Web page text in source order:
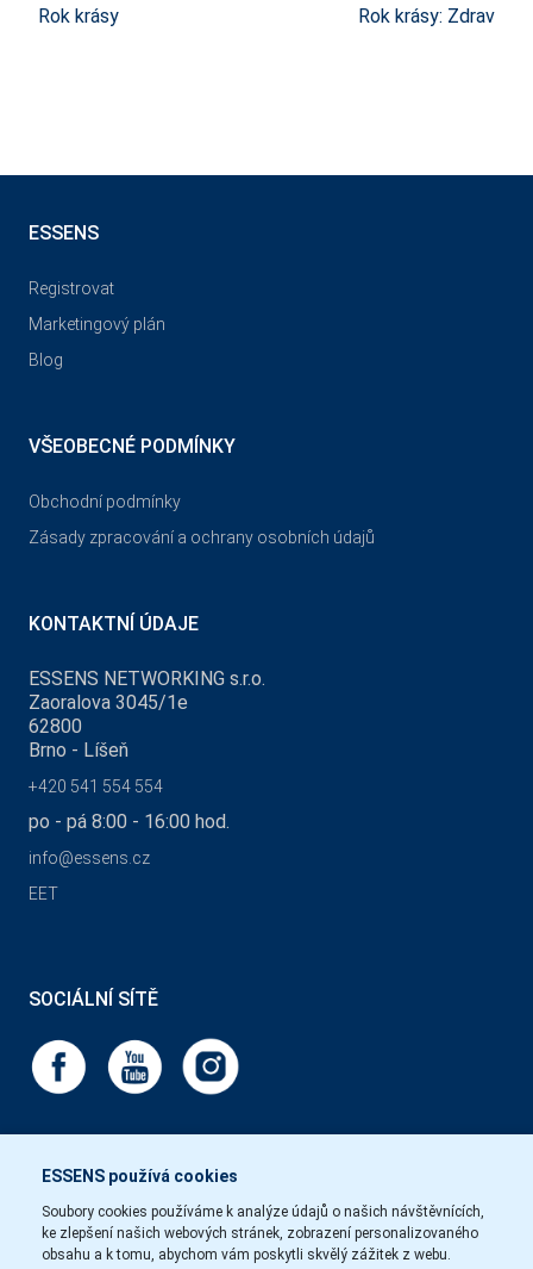
Rok krásy Rok krásy: Zdravé a
ESSENS používá cookies
Soubory cookies používáme k analýze údajů o našich návštěvnících,
ke zlepšení našich webových stránek, zobrazení personalizovaného
obsahu a k tomu, abychom vám poskytli skvělý zážitek z webu.
ESSENS
Registrovat
Marketingový plán
Blog
VŠEOBECNÉ PODMÍNKY
Obchodní podmínky
Zásady zpracování a ochrany osobních údajů
KONTAKTNÍ ÚDAJE
ESSENS NETWORKING s.r.o.
Zaoralova 3045/1e
62800
Brno - Líšeň
+420 541 554 554
po - pá 8:00 - 16:00 hod.
info@essens.cz
EET
SOCIÁLNÍ SÍTĚ